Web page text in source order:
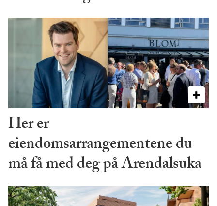
Her er
eiendomsarrangementene du
må få med deg på Arendalsuka